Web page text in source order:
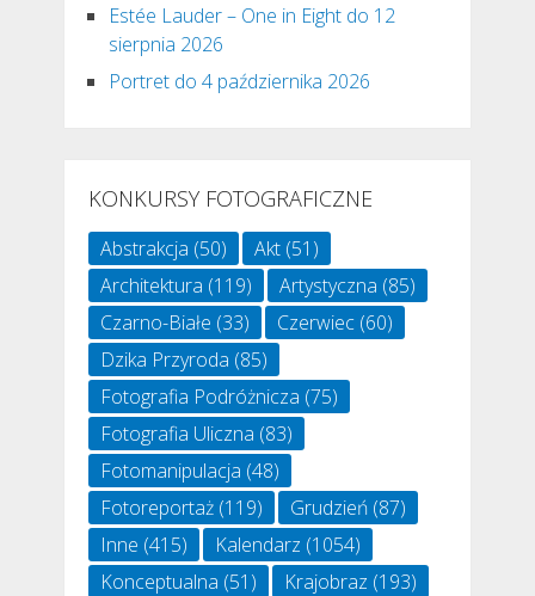
Estée Lauder – One in Eight do 12
sierpnia 2026
Portret do 4 października 2026
KONKURSY FOTOGRAFICZNE
Abstrakcja (50) Akt(51)
Architektura (119) Artystyczna (85)
Czarno-Białe (33) Czerwiec(60)
Dzika Przyroda (85)
Fotografia Podróżnicza (75)
Fotografia Uliczna (83)
Fotomanipulacja (48)
Fotoreportaż(119) Grudzień(87)
Inne (415) Kalendarz (1054)
Konceptualna (51) Krajobraz (193)